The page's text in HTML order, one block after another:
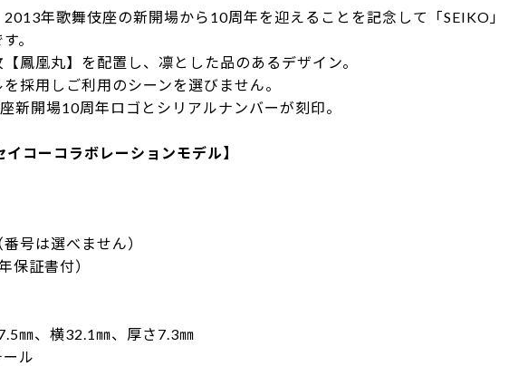
年歌舞伎座の新開場から10周年を迎えることを記念して「SEIKO」
。
鳳凰丸】を配置し、凛とした品のあるデザイン。
採用しご利用のシーンを選びません。
新開場10周年ロゴとシリアルナンバーが刻印。
コーコラボレーションモデル】
号は選べません）
保証書付）
㎜、横32.1㎜、厚さ7.3㎜
ル